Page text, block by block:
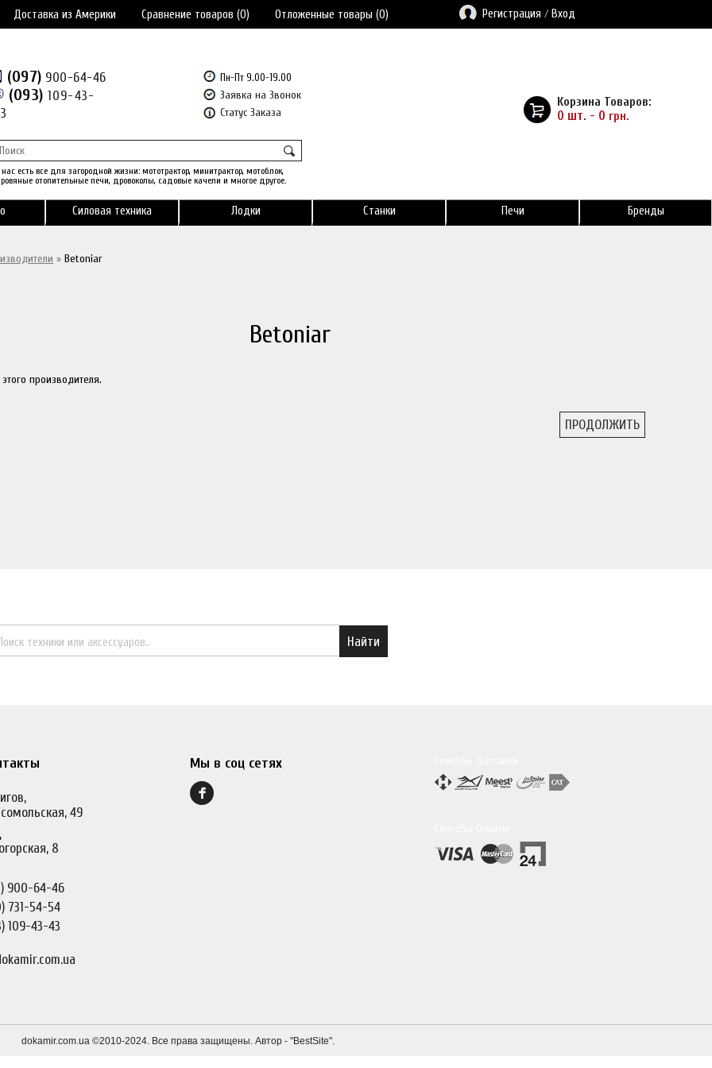
Доставка из Америки Сравнение товаров (0) Отложенные товары (0) Регистрация / Вход
(097) 900-64-46
(093) 109-43-
Пн-Пт 9.00-19.00
Заявка на Звонок
Статус Заказа
есть все для загородной жизни: мототрактор, минитрактор, мотоблок,
отопительные печи, дровоколы, садовые качели и многое другое.
Корзина Товаров:
0 шт. - 0 грн.
Силовая техника Лодки Станки Печи Бренды
»Betoniar
Betoniar
производителя.
ПРОДОЛЖИТЬ
Найти
49
8
900-64-46
731-54-54
109-43-43
Мы в соц сетях
dokamir.com.ua ©2010-2024. Все права защищены. Автор - "BestSite".